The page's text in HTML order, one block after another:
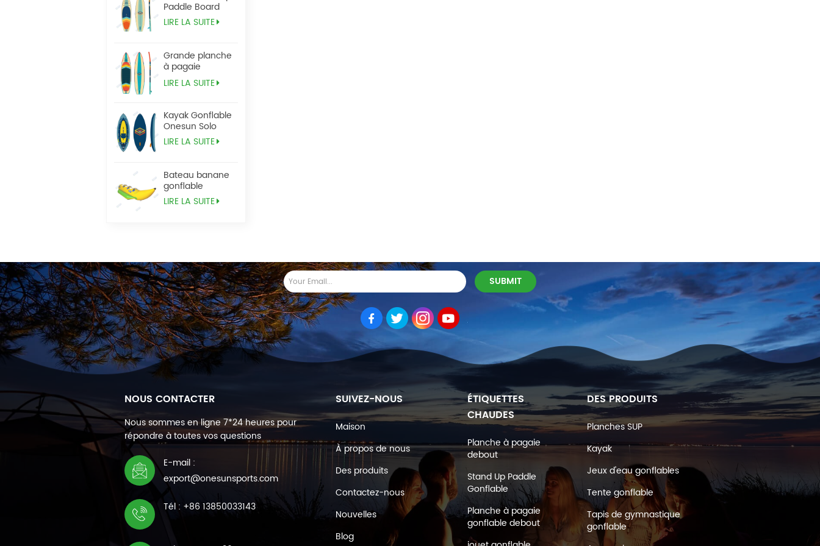
Paddle Board
LIRE LA SUITE
Grande planche
à pagaie
Tandem Sup
LIRE LA SUITE
Kayak Gonflable
Onesun Solo
LIRE LA SUITE
Bateau banane
gonflable
LIRE LA SUITE
NOUS CONTACTER
Nous sommes en ligne 7*24 heures pour
répondre à toutes vos questions
E-mail :
export@onesunsports.com
Tél : +86 13850033143
SUIVEZ-NOUS
Maison
À propos de nous
Des produits
Contactez-nous
Nouvelles
Blog
ÉTIQUETTES
CHAUDES
Planche à pagaie
debout
Stand Up Paddle
Gonflable
Planche à pagaie
gonflable debout
DES PRODUITS
Planches SUP
Kayak
Jeux d'eau gonflables
Tente gonflable
Tapis de gymnastique
gonflable